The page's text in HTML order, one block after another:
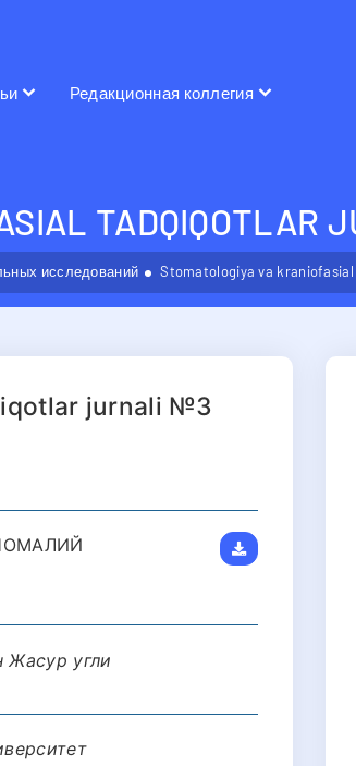
Редакционная коллегия
исследований Stomatologiya va
jurnali №3
угли